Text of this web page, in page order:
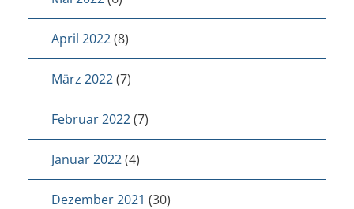
April 2022(8)
März 2022(7)
Februar 2022(7)
Januar 2022(4)
Dezember 2021 (30)